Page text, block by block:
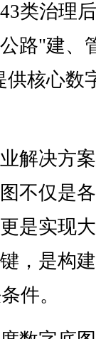
类治理
路"建、
供核心数
解决方
不仅是
是实现
，是构
件。